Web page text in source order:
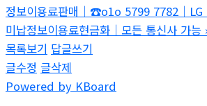
정보이용료판매｜☎o1o 5799 7782｜LG
미납정보이용료현금화｜모든 통신사 가능
목록보기 답글쓰기
글수정 글삭제
Powered by KBoard